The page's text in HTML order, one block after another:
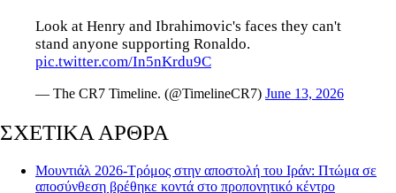
Look at Henry and Ibrahimovic's faces they can't
stand anyone supporting Ronaldo.
pic.twitter.com/In5nKrdu9C
— The CR7 Timeline. (@TimelineCR7) June 13, 2026
ΣΧΕΤΙΚΑ ΑΡΘΡΑ
Μουντιάλ 2026-Τρόμος στην αποστολή του Ιράν: Πτώμα σε
αποσύνθεση βρέθηκε κοντά στο προπονητικό κέντρο